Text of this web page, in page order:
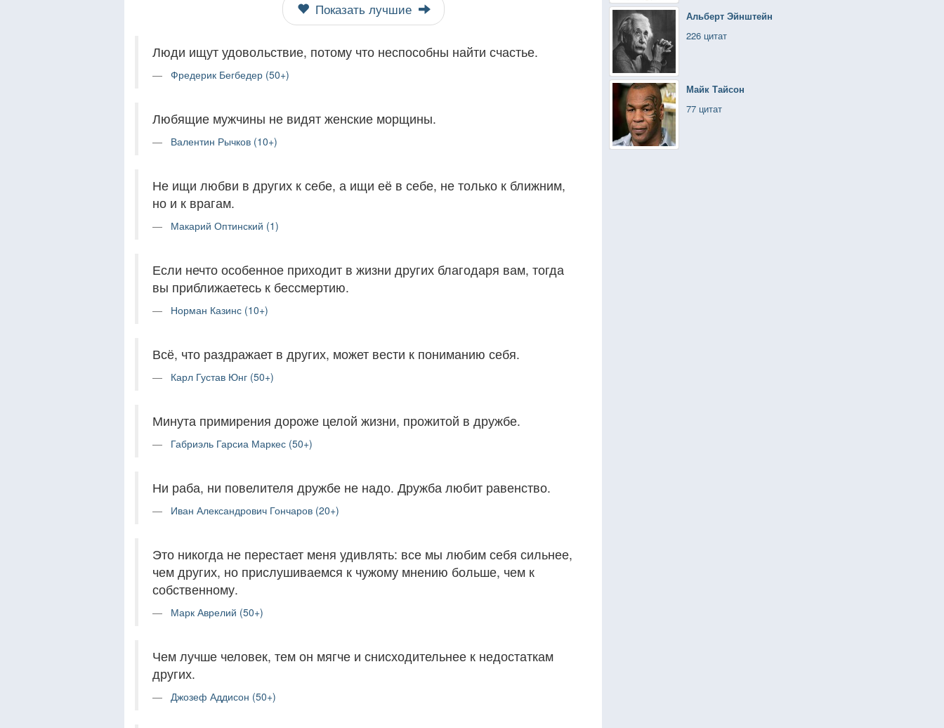
Альберт Эйнштейн
226 цитат
Майк Тайсон
77 цитат
Показать лучшие
Люди ищут удовольствие, потому что неспособны найти счастье.
Фредерик Бегбедер (50+)
Любящие мужчины не видят женские морщины.
Валентин Рычков (10+)
Не ищи любви в других к себе, а ищи её в себе, не только к ближним,
но и к врагам.
Макарий Оптинский (1)
Если нечто особенное приходит в жизни других благодаря вам, тогда
вы приближаетесь к бессмертию.
Норман Казинс (10+)
Всё, что раздражает в других, может вести к пониманию себя.
Карл Густав Юнг (50+)
Минута примирения дороже целой жизни, прожитой в дружбе.
Габриэль Гарсиа Маркес (50+)
Ни раба, ни повелителя дружбе не надо. Дружба любит равенство.
Иван Александрович Гончаров (20+)
Это никогда не перестает меня удивлять: все мы любим себя сильнее,
чем других, но прислушиваемся к чужому мнению больше, чем к
собственному.
Марк Аврелий (50+)
Чем лучше человек, тем он мягче и снисходительнее к недостаткам
других.
Джозеф Аддисон (50+)